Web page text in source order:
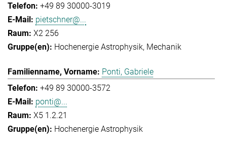
+49 89 30000-3019
pietschner@...
X2 256
Hochenergie Astrophysik Mechanik
Ponti, Gabriele
+49 89 30000-3572
ponti@...
X5 1.2.21
Hochenergie Astrophysik